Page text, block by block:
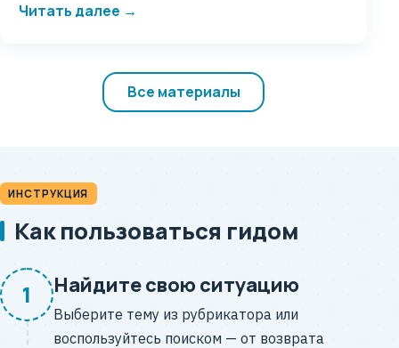
Читать далее →
Все материалы
ИНСТРУКЦИЯ
Как пользоваться гидом
1 Найдите свою ситуацию
Выберите тему из рубрикатора или
воспользуйтесь поиском — от возврата